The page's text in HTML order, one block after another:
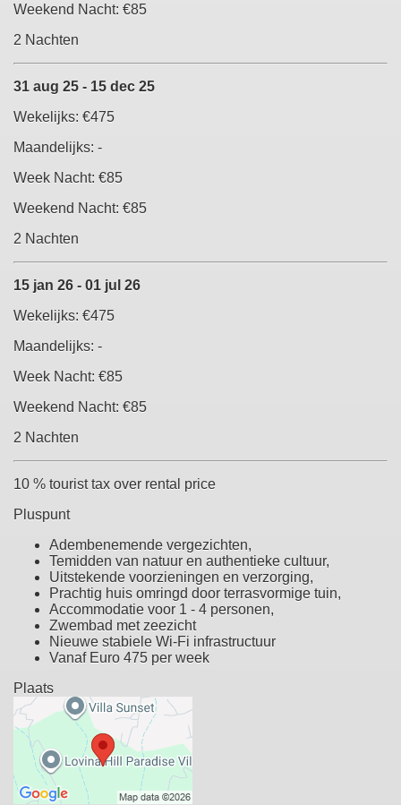
Weekend Nacht: €85
2 Nachten
31 aug 25 - 15 dec 25
Wekelijks: €475
Maandelijks: -
Week Nacht: €85
Weekend Nacht: €85
2 Nachten
15 jan 26 - 01 jul 26
Wekelijks: €475
Maandelijks: -
Week Nacht: €85
Weekend Nacht: €85
2 Nachten
10 % tourist tax over rental price
Pluspunt
Adembenemende vergezichten,
Temidden van natuur en authentieke cultuur,
Uitstekende voorzieningen en verzorging,
Prachtig huis omringd door terrasvormige tuin,
Accommodatie voor 1 - 4 personen,
Zwembad met zeezicht
Nieuwe stabiele Wi-Fi infrastructuur
Vanaf Euro 475 per week
Plaats